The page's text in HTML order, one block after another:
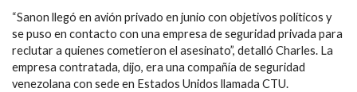
“Sanon llegó en avión privado en junio con objetivos políticos y
se puso en contacto con una empresa de seguridad privada para
reclutar a quienes cometieron el asesinato”, detalló Charles. La
empresa contratada, dijo, era una compañía de seguridad
venezolana con sede en Estados Unidos llamada CTU.